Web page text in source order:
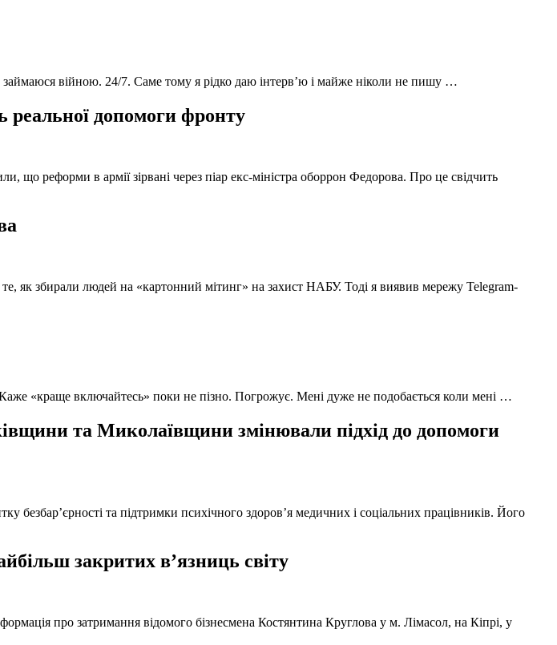
війною. 24/7. Саме тому я рідко даю інтерв’ю і майже ніколи не пишу …
реальної допомоги фронту
що реформи в армії зірвані через піар екс-міністра оборрон Федорова. Про це свідчить
як збирали людей на «картонний мітинг» на захист НАБУ. Тоді я виявив мережу Telegram-
«краще включайтесь» поки не пізно. Погрожує. Мені дуже не подобається коли мені …
та Миколаївщини змінювали підхід до допомоги
безбар’єрності та підтримки психічного здоров’я медичних і соціальних працівників. Його
закритих в’язниць світу
про затримання відомого бізнесмена Костянтина Круглова у м. Лімасол, на Кіпрі, у